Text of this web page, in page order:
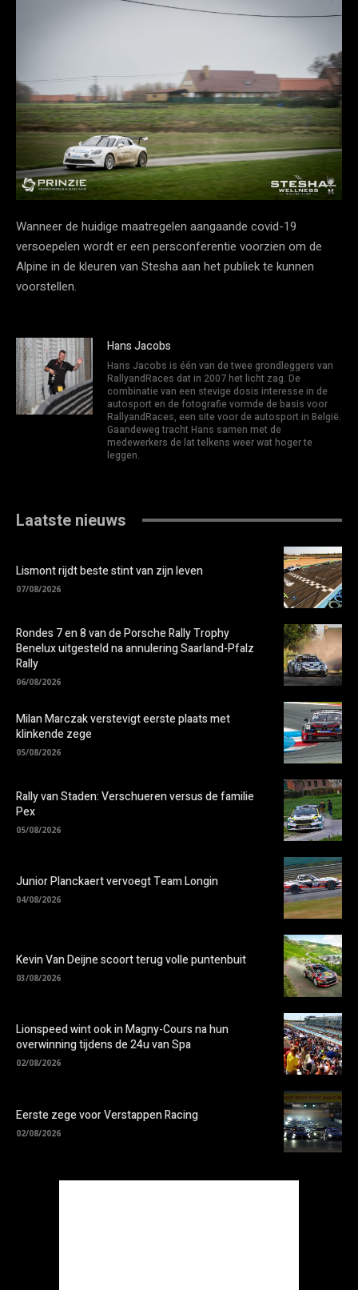
Wanneer de huidige maatregelen aangaande covid-19
versoepelen wordt er een persconferentie voorzien om de
Alpine in de kleuren van Stesha aan het publiek te kunnen
voorstellen.
Hans Jacobs
Hans Jacobs is één van de twee grondleggers van
RallyandRaces dat in 2007 het licht zag. De
combinatie van een stevige dosis interesse in de
autosport en de fotografie vormde de basis voor
RallyandRaces, een site voor de autosport in België.
Gaandeweg tracht Hans samen met de
medewerkers de lat telkens weer wat hoger te
leggen.
Laatste nieuws
Lismont rijdt beste stint van zijn leven
07/08/2026
Rondes 7 en 8 van de Porsche Rally Trophy
Benelux uitgesteld na annulering Saarland-Pfalz
Rally
06/08/2026
Milan Marczak verstevigt eerste plaats met
klinkende zege
05/08/2026
Rally van Staden: Verschueren versus de familie
Pex
05/08/2026
Junior Planckaert vervoegt Team Longin
04/08/2026
Kevin Van Deijne scoort terug volle puntenbuit
03/08/2026
Lionspeed wint ook in Magny-Cours na hun
overwinning tijdens de 24u van Spa
02/08/2026
Eerste zege voor Verstappen Racing
02/08/2026